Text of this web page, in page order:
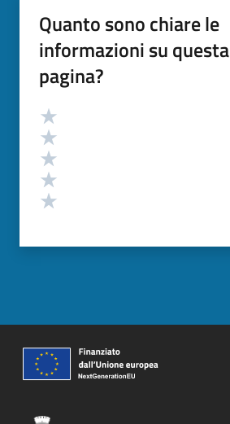
Quanto sono chiare le
informazioni su questa
pagina?
Valutazione